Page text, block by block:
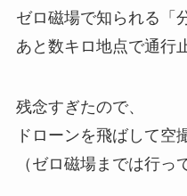
ゼロ磁場で知られる「
あと数キロ地点で通行
残念すぎたので、
ドローンを飛ばして空
（ゼロ磁場までは行っ